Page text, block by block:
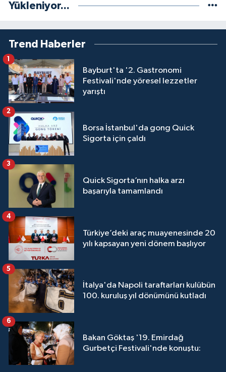
Yükleniyor...
Trend Haberler
Bayburt'ta '2. Gastronomi
Festivali'nde yöresel lezzetler
yarıştı
1
Borsa İstanbul'da gong Quick
Sigorta için çaldı
2
Quick Sigorta’nın halka arzı
başarıyla tamamlandı
3
Türkiye’deki araç muayenesinde 20
yılı kapsayan yeni dönem başlıyor
4
İtalya'da Napoli taraftarları kulübün
100. kuruluş yıl dönümünü kutladı
5
Bakan Göktaş '19. Emirdağ
Gurbetçi Festivali'nde konuştu:
6